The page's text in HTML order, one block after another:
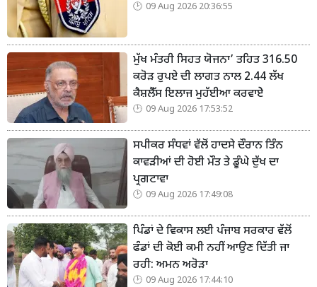
09 Aug 2026 20:36:55
ਮੁੱਖ ਮੰਤਰੀ ਸਿਹਤ ਯੋਜਨਾ’ ਤਹਿਤ 316.50
ਕਰੋੜ ਰੁਪਏ ਦੀ ਲਾਗਤ ਨਾਲ 2.44 ਲੱਖ
ਕੈਸ਼ਲੈੱਸ ਇਲਾਜ ਮੁਹੱਈਆ ਕਰਵਾਏੇ
09 Aug 2026 17:53:52
ਸਪੀਕਰ ਸੰਧਵਾਂ ਵੱਲੋਂ ਹਾਦਸੇ ਦੌਰਾਨ ਤਿੰਨ
ਕਾਵੜੀਆਂ ਦੀ ਹੋਈ ਮੌਤ ਤੇ ਡੂੰਘੇ ਦੁੱਖ ਦਾ
ਪ੍ਰਗਟਾਵਾ
09 Aug 2026 17:49:08
ਪਿੰਡਾਂ ਦੇ ਵਿਕਾਸ ਲਈ ਪੰਜਾਬ ਸਰਕਾਰ ਵੱਲੋਂ
ਫੰਡਾਂ ਦੀ ਕੋਈ ਕਮੀ ਨਹੀਂ ਆਉਣ ਦਿੱਤੀ ਜਾ
ਰਹੀ: ਅਮਨ ਅਰੋੜਾ
09 Aug 2026 17:44:10